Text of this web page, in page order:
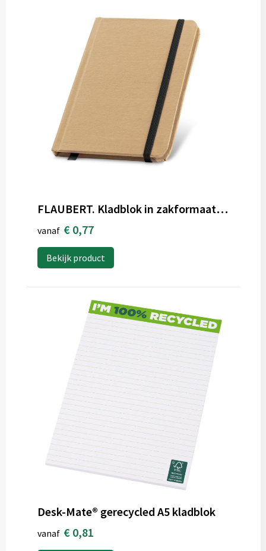
FLAUBERT. Kladblok in zakformaat met effen pagina's
vanaf € 0,77
Bekijk product
Desk-Mate® gerecycled A5 kladblok
vanaf € 0,81